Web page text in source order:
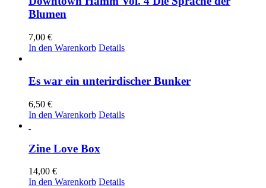
Blumen
7,00 €
In den Warenkorb Details
Es war ein unterirdischer Bunker
6,50 €
In den Warenkorb Details
Zine Love Box
14,00 €
In den Warenkorb Details